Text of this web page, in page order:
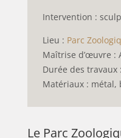
Intervention :
Lieu : Parc
Maîtrise d’œuvre :
Durée des travaux
Matériaux : métal,
Le Parc